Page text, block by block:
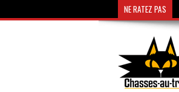
NE RATEZ PAS